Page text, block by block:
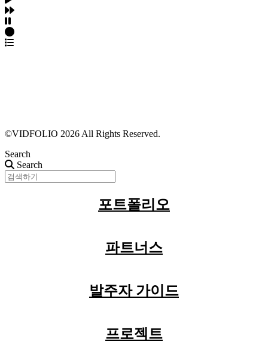
©VIDFOLIO 2026 All Rights Reserved.
Search
Search
포트폴리오
파트너스
발주자 가이드
프로젝트